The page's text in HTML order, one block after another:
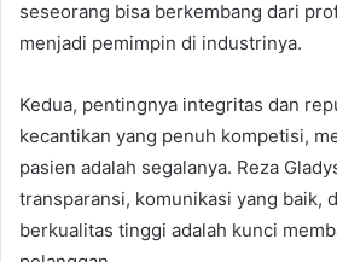
seseorang bisa berkembang dari
menjadi pemimpin di industrinya.
Kedua, pentingnya integritas dan
kecantikan yang penuh kompetisi,
pasien adalah segalanya. Reza
transparansi, komunikasi yang baik,
berkualitas tinggi adalah kunci